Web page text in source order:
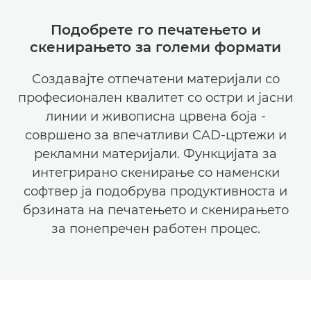
Подобрете го печатењето и
скенирањето за големи формати
Создавајте отпечатени материјали со
професионален квалитет со остри и јасни
линии и живописна црвена боја -
совршено за впечатливи CAD-цртежи и
рекламни материјали. Функцијата за
интегрирано скенирање со наменски
софтвер ја подобрува продуктивноста и
брзината на печатењето и скенирањето
за понепречен работен процес.